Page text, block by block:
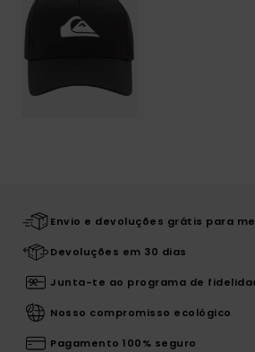
Envio e devoluções grátis para
Devoluções em 30 dias
Junta-te ao programa de
Nosso compromisso ecológico
Pagamento 100% seguro